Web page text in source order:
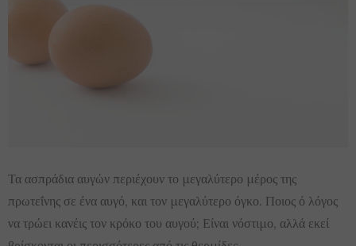
Τα ασπράδια αυγών περιέχουν το μεγαλύτερο μέρος της
πρωτεΐνης σε ένα αυγό, και τον μεγαλύτερο όγκο. Ποιος ό λόγος
να τρώει κανέις τον κρόκο του αυγού; Είναι νόστιμο, αλλά εκεί